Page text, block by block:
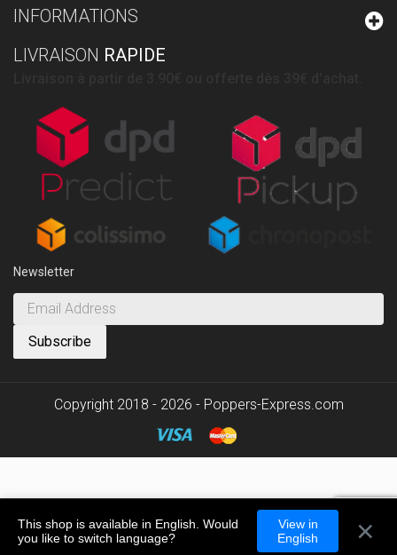
INFORMATIONS
LIVRAISON RAPIDE
Newsletter
Copyright 2018 - 2026 - Poppers-Express.com
This shop is available in English. Would
you like to switch language?
View in
English
×